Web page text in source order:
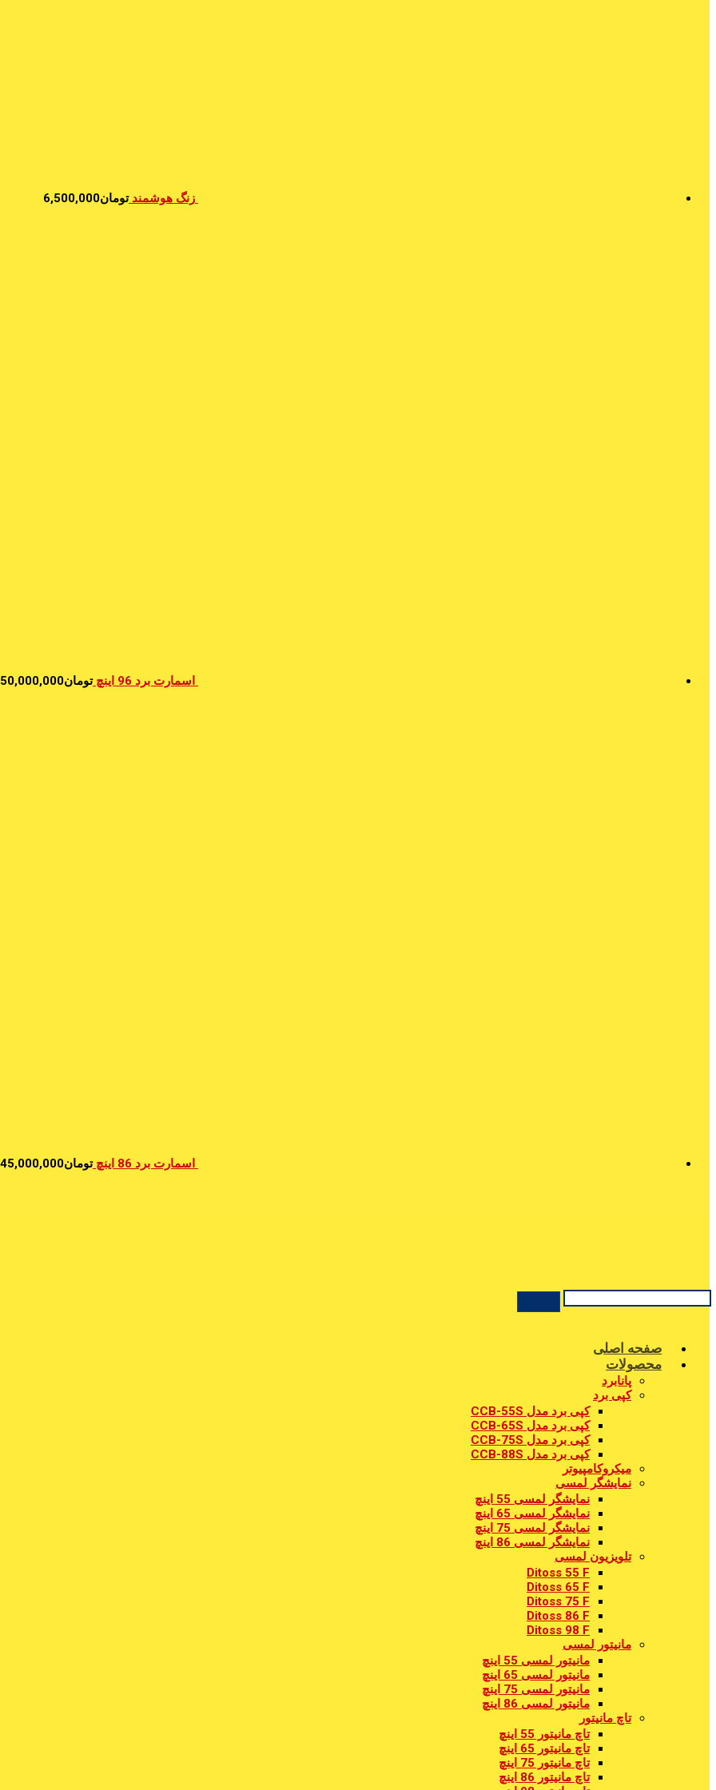
زنگ هوشمند تومان6,500,000
اسمارت برد 96 اینچ تومان
اسمارت برد 86 اینچ تومان
صفحه اصلی
محصولات
پانابرد
کپی برد
کپی برد مدل CCB-55S
کپی برد مدل CCB-65S
کپی برد مدل CCB-75S
کپی برد مدل CCB-88S
میکروکامپیوتر
نمایشگر لمسی
نمایشگر لمسی 55 اینچ
نمایشگر لمسی 65 اینچ
نمایشگر لمسی 75 اینچ
نمایشگر لمسی 86 اینچ
تلویزیون لمسی
Ditoss 55 F
Ditoss 65 F
Ditoss 75 F
Ditoss 86 F
Ditoss 98 F
مانیتور لمسی
مانیتور لمسی 55 اینچ
مانیتور لمسی 65 اینچ
مانیتور لمسی 75 اینچ
مانیتور لمسی 86 اینچ
تاچ مانیتور
تاچ مانیتور 55 اینچ
تاچ مانیتور 65 اینچ
تاچ مانیتور 75 اینچ
تاچ مانیتور 86 اینچ